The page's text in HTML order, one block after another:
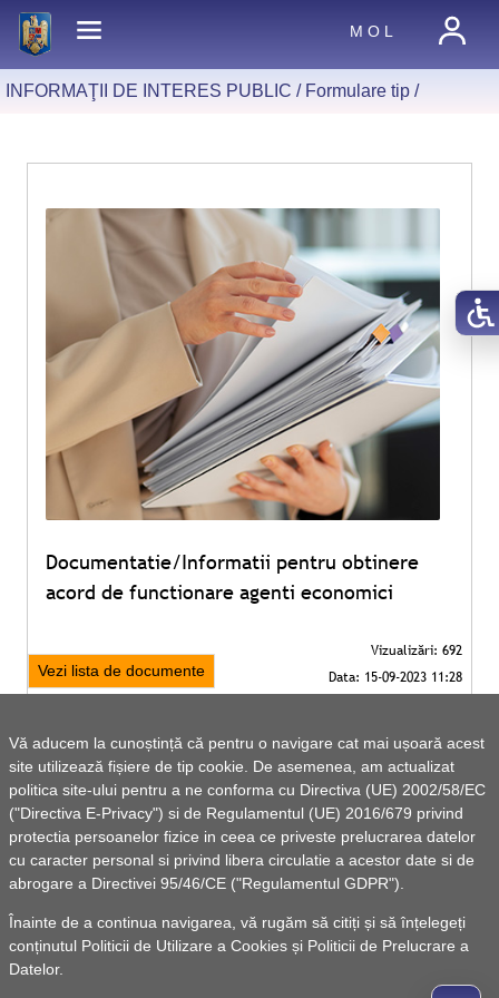
Vă aducem la cunoștință că pentru o navigare cat mai ușoară acest
site utilizează fișiere de tip cookie. De asemenea, am actualizat
politica site-ului pentru a ne conforma cu Directiva (UE) 2002/58/EC
("Directiva E-Privacy") si de Regulamentul (UE) 2016/679 privind
protectia persoanelor fizice in ceea ce priveste prelucrarea datelor
cu caracter personal si privind libera circulatie a acestor date si de
abrogare a Directivei 95/46/CE ("Regulamentul GDPR").
Înainte de a continua navigarea, vă rugăm să citiți și să înțelegeți
conținutul Politicii de Utilizare a Cookies și Politicii de Prelucrare a
Datelor.
M O L
INFORMAŢII DE INTERES PUBLIC / Formulare tip/
Documentatie/Informatii pentru obtinere
acord de functionare agenti economici
Vezi lista de documente